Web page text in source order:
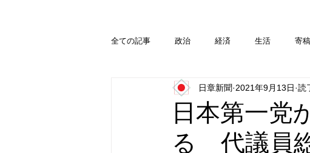
全ての記事 政治 経済 生活 寄稿
日本第一党 日本派保守同盟 はやぶ
日本第一党
る 代議員
日章新聞 2021年9月13日 読